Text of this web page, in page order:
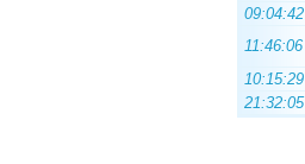
09:04:42
11:46:06
10:15:29
21:32:05